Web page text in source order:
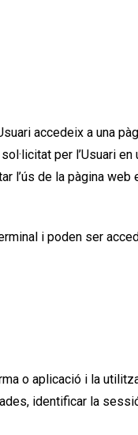
accedeix a una
per l’Usuari en
l’ús de la pàgina web
i poden ser
o aplicació i la
identificar la